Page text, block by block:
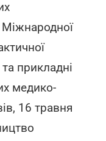
прикладні
медико-
16 травня